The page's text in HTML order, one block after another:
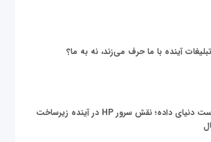
آینده با ما حرف می‌زند، نه به ما؟
زیر پوست دنیای داده؛ نقش سرور HP در آینده زیرساخت